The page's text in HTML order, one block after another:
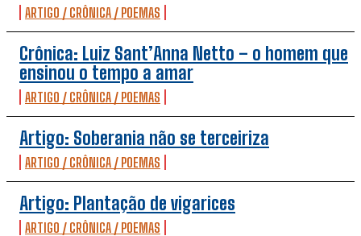
ARTIGO / CRÔNICA / POEMAS
Crônica: Luiz Sant’Anna Netto – o homem que
ensinou o tempo a amar
ARTIGO / CRÔNICA / POEMAS
Artigo: Soberania não se terceiriza
ARTIGO / CRÔNICA / POEMAS
Artigo: Plantação de vigarices
ARTIGO / CRÔNICA / POEMAS